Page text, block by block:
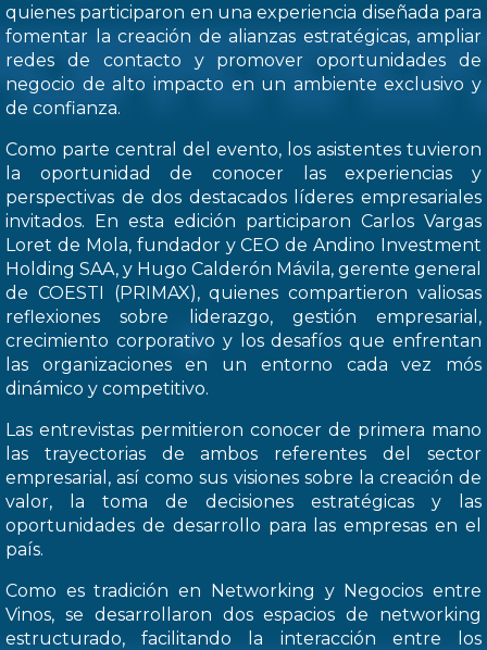
quienes participaron en una experiencia diseñada para
fomentar la creación de alianzas estratégicas, ampliar
redes de contacto y promover oportunidades de
negocio de alto impacto en un ambiente exclusivo y
de confianza.
Como parte central del evento, los asistentes tuvieron
la oportunidad de conocer las experiencias y
perspectivas de dos destacados líderes empresariales
invitados. En esta edición participaron Carlos Vargas
Loret de Mola, fundador y CEO de Andino Investment
Holding SAA, y Hugo Calderón Mávila, gerente general
de COESTI (PRIMAX), quienes compartieron valiosas
reflexiones sobre liderazgo, gestión empresarial,
crecimiento corporativo y los desafíos que enfrentan
las organizaciones en un entorno cada vez mós
dinámico y competitivo.
Las entrevistas permitieron conocer de primera mano
las trayectorias de ambos referentes del sector
empresarial, así como sus visiones sobre la creación de
valor, la toma de decisiones estratégicas y las
oportunidades de desarrollo para las empresas en el
país.
Como es tradición en Networking y Negocios entre
Vinos, se desarrollaron dos espacios de networking
estructurado, facilitando la interacción entre los